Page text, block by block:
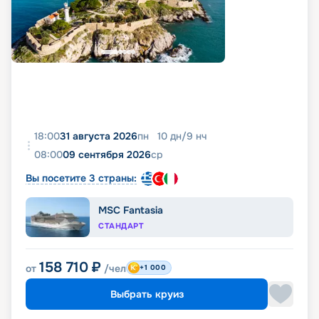
18:0031 августа 2026пн 10 дн/9 нч
08:0009 сентября 2026ср
Вы посетите 3 страны:
MSC Fantasia
СТАНДАРТ
от 158 710 ₽ /чел +1 000
Выбрать круиз